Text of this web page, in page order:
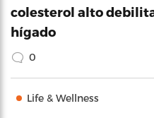
colesterol alto
hígado
0
Life & Wellness